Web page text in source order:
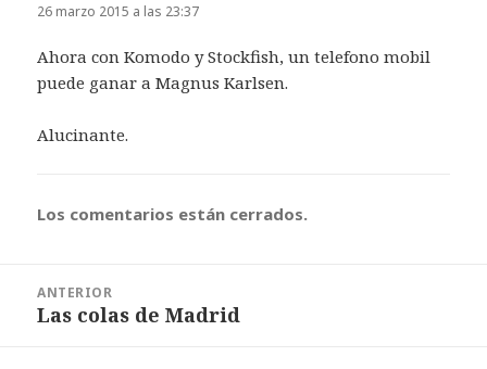
26 marzo 2015 a las 23:37
Ahora con Komodo y Stockfish, un telefono mobil
puede ganar a Magnus Karlsen.
Alucinante.
Los comentarios están cerrados.
entradas
ANTERIOR
Entrada
Las colas de Madrid